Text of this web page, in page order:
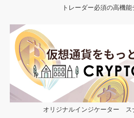
トレーダー必須の高機能
オリジナルインジケーター ス